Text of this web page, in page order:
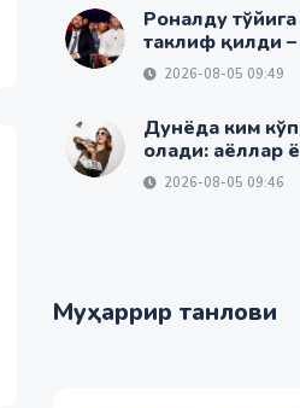
Роналду
таклиф қилди
2026-08-05 09:49
Дунёда ким
олади: аёллар
2026-08-05 09:46
Муҳаррир танлови